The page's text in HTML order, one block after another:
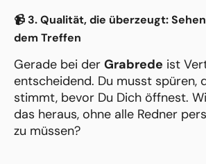
📹 3. Qualität, die überzeugt:
dem Treffen
Gerade bei der Grabrede ist
entscheidend. Du musst spüren,
stimmt, bevor Du Dich öffnest.
das heraus, ohne alle Redner
zu müssen?